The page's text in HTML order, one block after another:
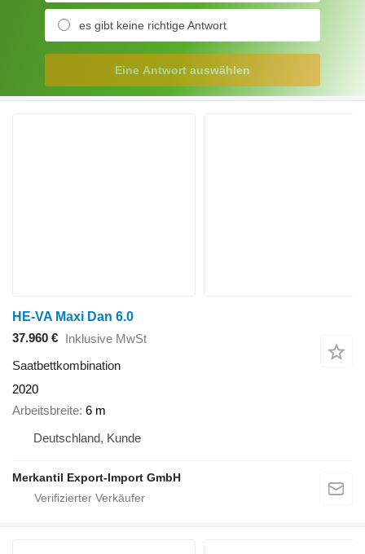
es gibt keine richtige Antwort
Eine Antwort auswählen
HE-VA Maxi Dan 6.0
37.960 € Inklusive MwSt
Saatbettkombination
2020
Arbeitsbreite 6 m
Deutschland, Kunde
Merkantil Export-Import GmbH